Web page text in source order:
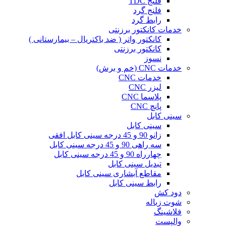
فلنج گرد
رابط گرد
خدمات کانکتور برزنتی
کانکتور واتر ( ضد باکتریال – بیمارستانی )
کانکتور برزنتی
نسوز
خدمات CNC (خم و برش)
خدمات CNC
لیزر CNC
پلاسما CNC
پانچ CNC
سینی کابل
سینی کابل
زانو 90 و 45 درجه سینی کابل افقی
سه راهی 90 و 45 درجه سینی کابل
چهارراه 90 و 45 درجه سینی کابل
تبدیل سینی کابل
مقاطع آبشاری سینی کابل
رابط سینی کابل
دود کش
شوت زباله
فلاشینگ
والپست